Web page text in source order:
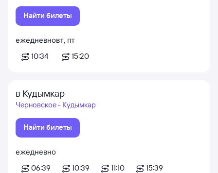
Найти билеты
ежедневно
10:34
вт, пт
15:20
в Кудымкар
Черновское - Кудымкар
Найти билеты
ежедневно
06:39
10:39 11:10
15:39